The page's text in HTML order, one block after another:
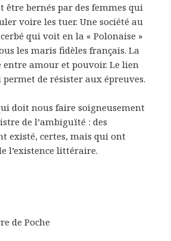
être bernés par des femmes qui
voire les tuer. Une société au
qui voit en la « Polonaise »
les maris fidèles français. La
amour et pouvoir. Le lien
de résister aux épreuves.
doit nous faire soigneusement
de l’ambiguïté : des
existé, certes, mais qui ont
l’existence littéraire.
de Poche